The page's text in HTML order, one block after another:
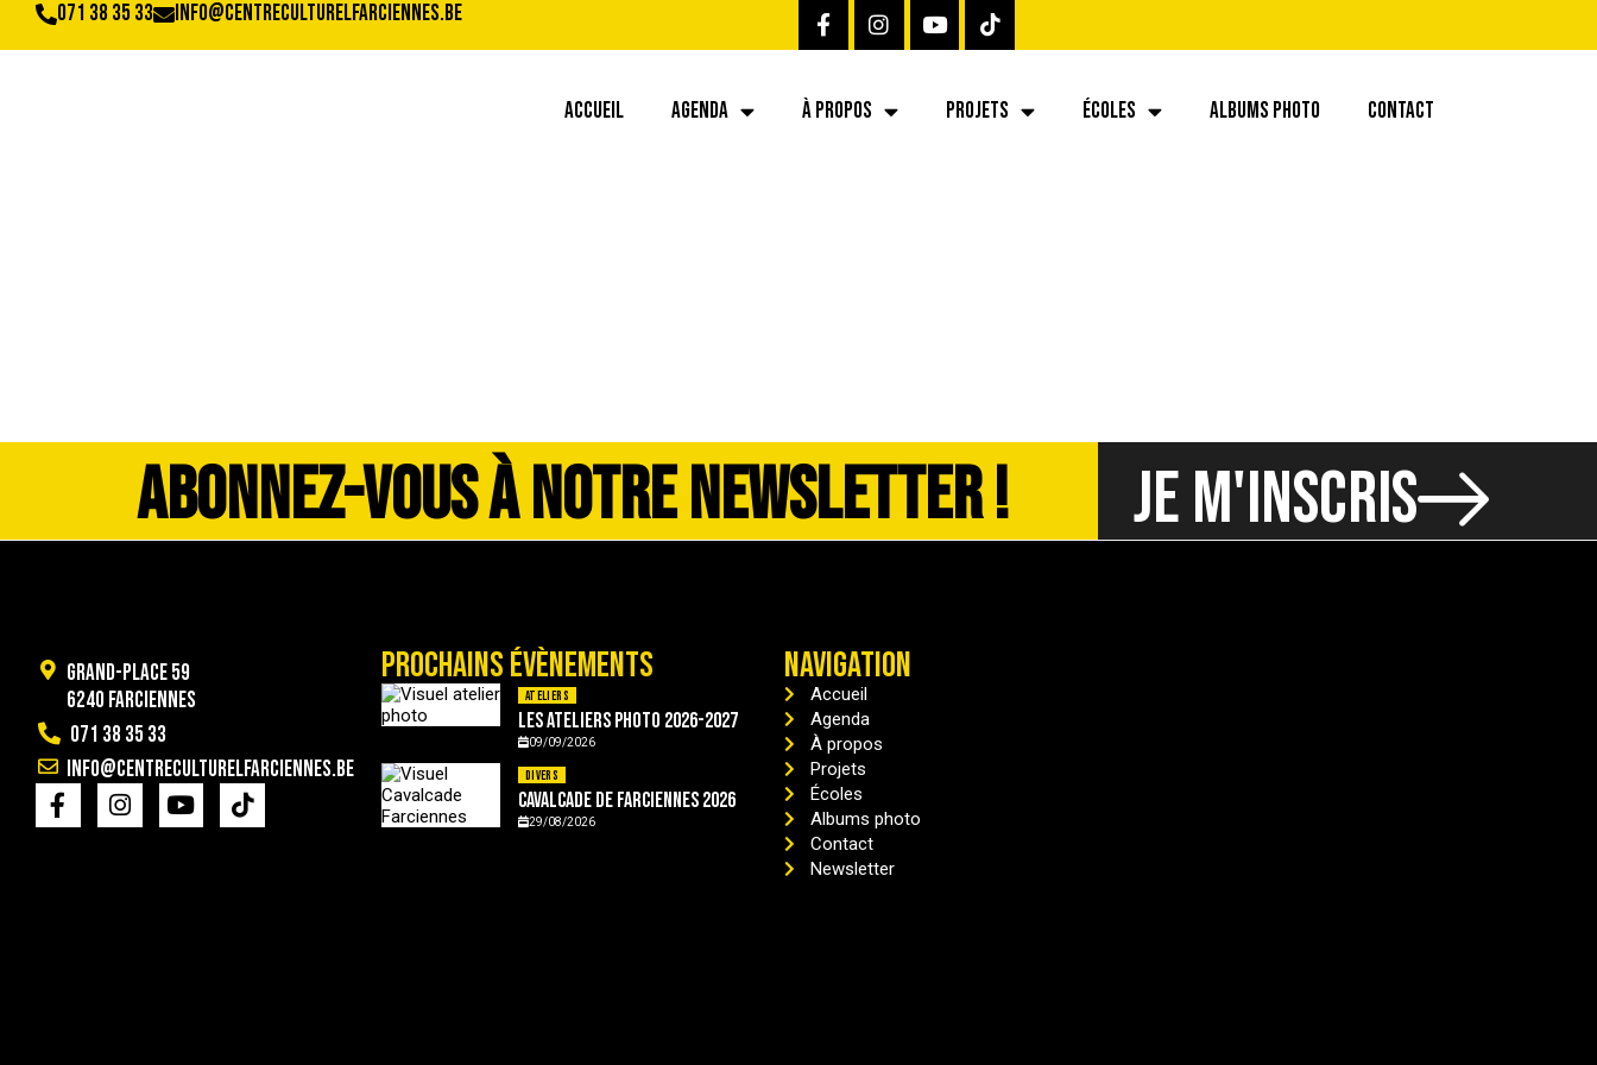
071 38 35 33 info@centreculturelfarciennes.be
ACCUEIL AGENDA À PROPOS PROJETS ÉCOLES ALBUMS PHOTO CONTACT
ABONNEZ-VOUS À NOTRE NEWSLETTER ! JE M'INSCRIS
Grand-Place 59
6240 Farciennes
071 38 35 33
info@centreculturelfarciennes.be
PROCHAINS ÉVÈNEMENTS
Ateliers
Les ateliers photo 2026-2027
09/09/2026
Divers
Cavalcade de Farciennes 2026
29/08/2026
NAVIGATION
Accueil
Agenda
À propos
Projets
Écoles
Albums photo
Contact
Newsletter